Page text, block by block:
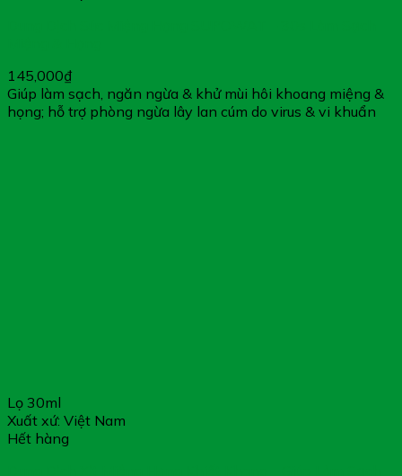
145,000₫
Giúp làm sạch, ngăn ngừa & khử mùi hôi khoang miệng &
họng; hỗ trợ phòng ngừa lây lan cúm do virus & vi khuẩn
Lọ 30ml
Xuất xứ: Việt Nam
Hết hàng